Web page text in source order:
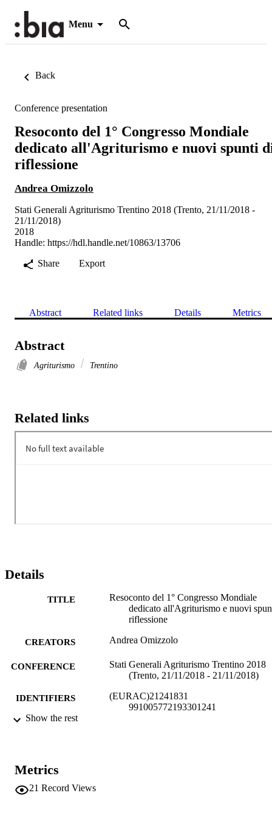
Menu
Back
Conference presentation
Resoconto del 1° Congresso Mondiale
dedicato all'Agriturismo e nuovi spunti
riflessione
Andrea Omizzolo
Stati Generali Agriturismo Trentino 2018 (Trento, 21/11/2018 -
21/11/2018)
2018
Handle: https://hdl.handle.net/10863/13706
Share
Export
Abstract Related links Details Metrics
Abstract
Agriturismo Trentino
Related links
Details
TITLE
Resoconto del 1° Congresso Mondiale
dedicato all'Agriturismo e nuovi
riflessione
CREATORS Andrea Omizzolo
CONFERENCE
Stati Generali Agriturismo Trentino 2018
(Trento, 21/11/2018 - 21/11/2018)
IDENTIFIERS
(EURAC)21241831
991005772193301241
LANGUAGE
RESOURCE
Show the rest
Metrics
21 Record Views